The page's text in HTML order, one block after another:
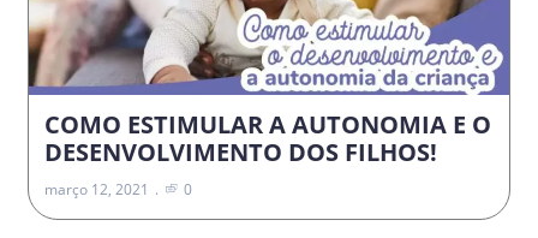
COMO ESTIMULAR A AUTONOMIA E O
DESENVOLVIMENTO DOS FILHOS!
março 12, 2021 0